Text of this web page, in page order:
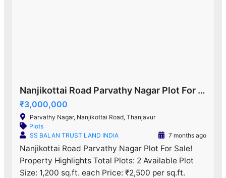
Nanjikottai Road Parvathy Nagar Plot For Sale!
₹3,000,000
Parvathy Nagar, Nanjikottai Road, Thanjavur
Plots
SS BALAN TRUST LAND INDIA
7 months ago
Nanjikottai Road Parvathy Nagar Plot For Sale!
Property Highlights Total Plots: 2 Available Plot
Size: 1,200 sq.ft. each Price: ₹2,500 per sq.ft.